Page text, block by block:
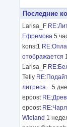
Последние
Larisa_F
Ефремова 5
konst1
отображается
Larisa_F
Telly
литреса... 5
epoost
epoost
Wieland 1